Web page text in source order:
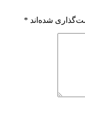
شده‌اند *